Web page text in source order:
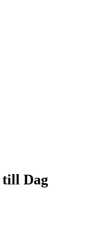
till Dag